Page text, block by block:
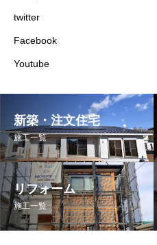
twitter
Facebook
Youtube
新築・注文住宅
施工一覧
リフォーム
施工一覧